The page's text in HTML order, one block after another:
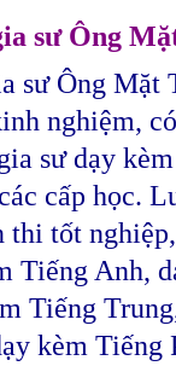
sư Ông
sư Ông Mặt
nghiệm,
sư dạy
cấp học.
thi tốt
Tiếng Anh,
Tiếng
kèm Tiếng